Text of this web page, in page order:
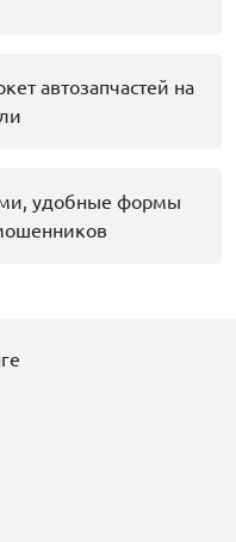
автозапчастей на
удобные формы